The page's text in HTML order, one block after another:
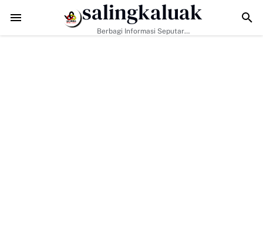
Jadi Kunci, Hj. Aida Dorong Nagari Aktif Pastikan Warga Miskin Tak
salingkaluak
Berbagi Informasi Seputar